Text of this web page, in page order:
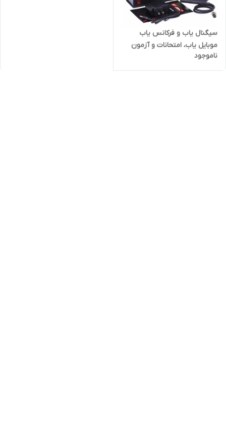
سیگنال یاب و فرکانس یاب
موبایل یاب، امتحانات و آزمون
کنکور (فروشگاه فرهنگیان)
ناموجود